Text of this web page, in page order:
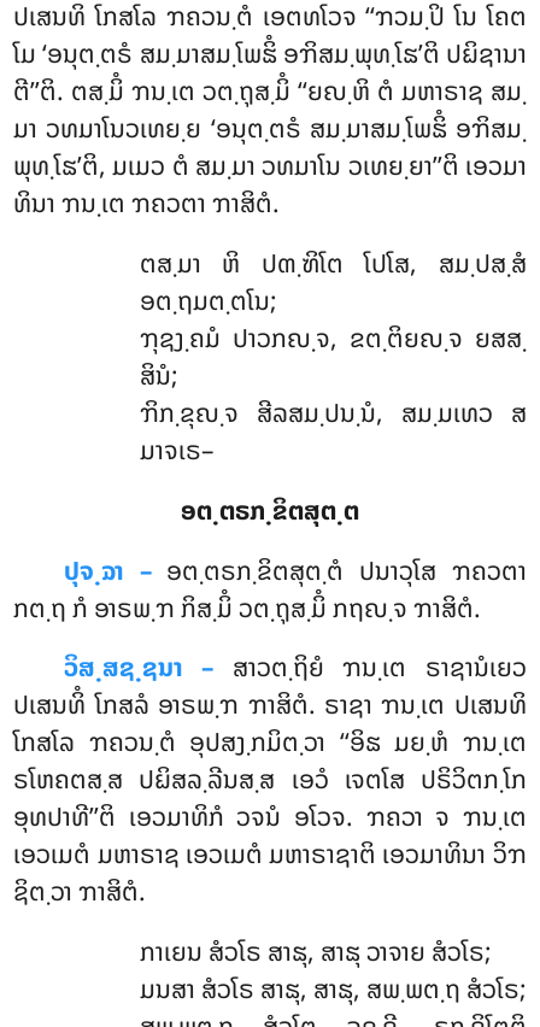
ປເສນທິ ໂກສໂລ ຠຄວນ຺ຕໍ ເອຕທໂວຈ ‘‘ຠວມ຺ປິ ໂນ ໂຄຕ
ໂມ ‘ອນຸຕ຺ຕຣໍ ສມ຺ມາສມ຺ໂພຘິໍ ອຠິສມ຺ພຸທ຺ໂຘ’ຕິ ປຏິຊານາ
ຕີ’’ຕິ. ຕສ຺ມິໍ ຠນ຺ເຕ ວຕ຺ຖຸສ຺ມິໍ ‘‘ຍຎ຺ຫິ ຕໍ ມຫາຣາຊ ສມ຺
ມາ ວທມາໂນວເທຍ຺ຍ ‘ອນຸຕ຺ຕຣໍ ສມ຺ມາສມ຺ໂພຘິໍ ອຠິສມ຺
ພຸທ຺ໂຘ’ຕິ, ມເມວ ຕໍ ສມ຺ມາ ວທມາໂນ ວເທຍ຺ຍາ’’ຕິ ເອວມາ
ທິນາ ຠນ຺ເຕ ຠຄວຕາ ຠາສິຕໍ.
ຕສ຺ມາ ຫິ ປຓ຺ຑິໂຕ ໂປໂສ, ສມ຺ປສ຺ສໍ
ອຕ຺ຖມຕ຺ຕໂນ;
ຠຸຊງ຺ຄມໍ ປາວກຎ຺ຈ, ຂຕ຺ຕິຍຎ຺ຈ ຍສສ຺
ສິນໍ;
ຠິກ຺ຂຸຎ຺ຈ ສີລສມ຺ປນ຺ນໍ, ສມ຺ມເທວ ສ
ມາຈເຣ–
ອຕ຺ຕຣກ຺ຂິຕສຸຕ຺ຕ
ປຸຈ຺ຉາ –ອຕ຺ຕຣກ຺ຂິຕສຸຕ຺ຕໍ ປນາວຸໂສ ຠຄວຕາ
ກຕ຺ຖ ກໍ ອາຣພ຺ຠ ກິສ຺ມິໍ ວຕ຺ຖຸສ຺ມິໍ ກຖຎ຺ຈ ຠາສິຕໍ.
ວິສ຺ສຊ຺ຊນາ – ສາວຕ຺ຖິຍໍ ຠນ຺ເຕ ຣາຊານໍເຍວ
ປເສນທິໍ ໂກສລໍ ອາຣພ຺ຠ ຠາສິຕໍ. ຣາຊາ ຠນ຺ເຕ ປເສນທິ
ໂກສໂລ ຠຄວນ຺ຕໍ ອຸປສງ຺ກມິຕ຺ວາ ‘‘ອິຘ ມຍ຺ຫໍ ຠນ຺ເຕ
ຣໂຫຄຕສ຺ສ ປຏິສລ຺ລີນສ຺ສ ເອວໍ ເຈຕໂສ ປຣິວິຕກ຺ໂກ
ອຸທປາທີ’’ຕິ ເອວມາທິກໍ ວຈນໍ ອໂວຈ. ຠຄວາ ຈ ຠນ຺ເຕ
ເອວເມຕໍ ມຫາຣາຊ ເອວເມຕໍ ມຫາຣາຊາຕິ ເອວມາທິນາ ວິຠ
ຊິຕ຺ວາ ຠາສິຕໍ.
ກາເຍນ ສໍວໂຣ ສາຘຸ, ສາຘຸ ວາຈາຍ ສໍວໂຣ;
ມນສາ ສໍວໂຣ ສາຘຸ, ສາຘຸ, ສພ຺ພຕ຺ຖ ສໍວໂຣ;